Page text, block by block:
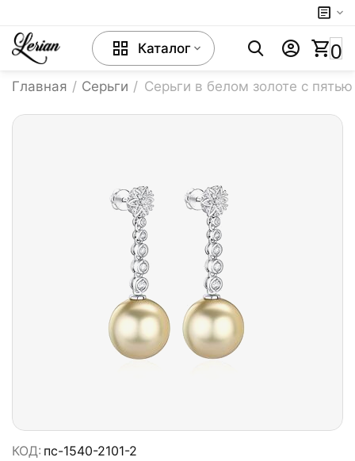
Каталог 0
Главная / Серьги / Серьги в белом золоте с
КОД: пс-1540-2101-2